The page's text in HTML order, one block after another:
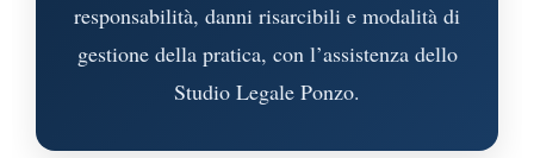
responsabilità, danni risarcibili e modalità di
gestione della pratica, con l’assistenza dello
Studio Legale Ponzo.